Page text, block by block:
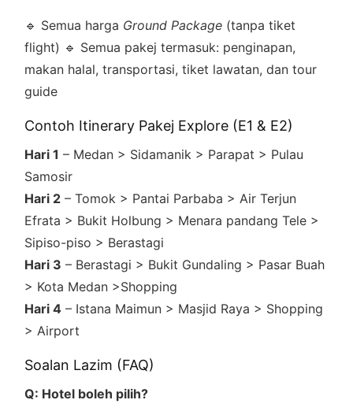
🔹 Semua harga Ground Package (tanpa tiket
flight) 🔹 Semua pakej termasuk: penginapan,
makan halal, transportasi, tiket lawatan, dan tour
guide
Contoh Itinerary Pakej Explore (E1 & E2)
Hari 1 – Medan > Sidamanik > Parapat > Pulau
Samosir
Hari 2 – Tomok > Pantai Parbaba > Air Terjun
Efrata > Bukit Holbung > Menara pandang Tele >
Sipiso-piso > Berastagi
Hari 3 – Berastagi > Bukit Gundaling > Pasar Buah
> Kota Medan >Shopping
Hari 4 – Istana Maimun > Masjid Raya > Shopping
> Airport
Soalan Lazim (FAQ)
Q: Hotel boleh pilih?